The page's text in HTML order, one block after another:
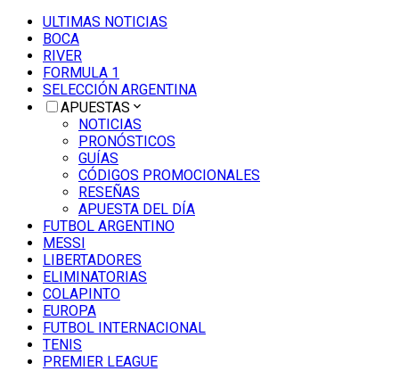
ULTIMAS NOTICIAS
BOCA
RIVER
FORMULA 1
SELECCIÓN ARGENTINA
APUESTAS
NOTICIAS
PRONÓSTICOS
GUÍAS
CÓDIGOS PROMOCIONALES
RESEÑAS
APUESTA DEL DÍA
FUTBOL ARGENTINO
MESSI
LIBERTADORES
ELIMINATORIAS
COLAPINTO
EUROPA
FUTBOL INTERNACIONAL
TENIS
PREMIER LEAGUE